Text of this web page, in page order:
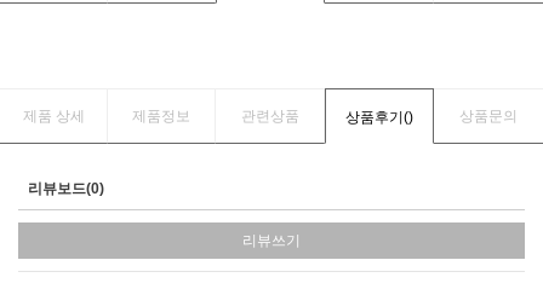
제품 상세 제품정보 관련상품 상품후기() 상품문의
리뷰보드(0)
리뷰쓰기